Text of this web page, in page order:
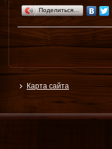
Поделиться…
Карта сайта